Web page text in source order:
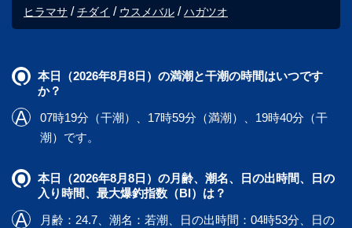
ヒラマサ
チダイ ウスメバル ハガツオ
本日（2026年8月8日）の満潮と干潮の時間はいつです
か？
07時19分（干潮）、17時59分（満潮）、19時40分（干
潮）です。
本日（2026年8月8日）の月齢、潮名、日の出時間、日の
入り時間、最大爆釣指数（BI）は？
月齢：24.7、潮名：若潮、日の出時間：04時53分、日の